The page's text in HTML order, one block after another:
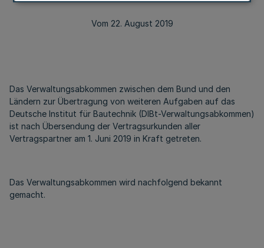
Vom 22. August 2019
Das Verwaltungsabkommen zwischen dem Bund und den
Ländern zur Übertragung von weiteren Aufgaben auf das
Deutsche Institut für Bautechnik (DIBt-Verwaltungsabkommen)
ist nach Übersendung der Vertragsurkunden aller
Vertragspartner am 1. Juni 2019 in Kraft getreten.
Das Verwaltungsabkommen wird nachfolgend bekannt
gemacht.